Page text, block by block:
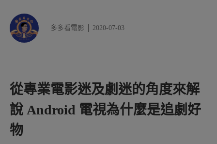
多多看電影 2020-07-03
從專業電影迷及劇迷的角度來解
說 Android 電視為什麼是追劇好
物